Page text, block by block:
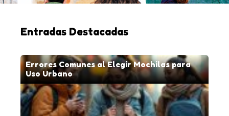
Entradas Destacadas
Errores Comunes al Elegir Mochilas para
Uso Urbano